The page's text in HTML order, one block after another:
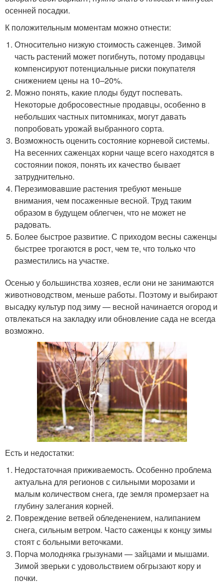
осенней посадки.
К положительным моментам можно отнести:
Относительно низкую стоимость саженцев. Зимой
часть растений может погибнуть, потому продавцы
компенсируют потенциальные риски покупателя
снижением цены на 10–20%.
Можно понять, какие плоды будут поспевать.
Некоторые добросовестные продавцы, особенно в
небольших частных питомниках, могут давать
попробовать урожай выбранного сорта.
Возможность оценить состояние корневой системы.
На весенних саженцах корни чаще всего находятся в
состоянии покоя, понять их качество бывает
затруднительно.
Перезимовавшие растения требуют меньше
внимания, чем посаженные весной. Труд таким
образом в будущем облегчен, что не может не
радовать.
Более быстрое развитие. С приходом весны саженцы
быстрее трогаются в рост, чем те, что только что
разместились на участке.
Осенью у большинства хозяев, если они не занимаются
животноводством, меньше работы. Поэтому и выбирают
высадку культур под зиму — весной начинается огород и
отвлекаться на закладку или обновление сада не всегда
возможно.
Есть и недостатки:
Недостаточная приживаемость. Особенно проблема
актуальна для регионов с сильными морозами и
малым количеством снега, где земля промерзает на
глубину залегания корней.
Повреждение ветвей обледенением, налипанием
снега, сильным ветром. Часто саженцы к концу зимы
стоят с больными веточками.
Порча молодняка грызунами — зайцами и мышами.
Зимой зверьки с удовольствием обгрызают кору и
почки.